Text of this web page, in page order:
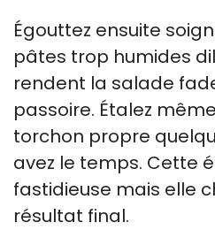
Égouttez ensuite
pâtes trop humides
rendent la salade
passoire. Étalez
torchon propre
avez le temps. Cette
fastidieuse mais elle
résultat final.